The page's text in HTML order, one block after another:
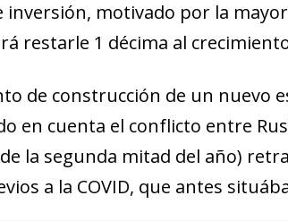
inversión, motivado por la
restarle 1 décima al
de construcción de un nuevo
en cuenta el conflicto entre
la segunda mitad del año)
a la COVID, que antes